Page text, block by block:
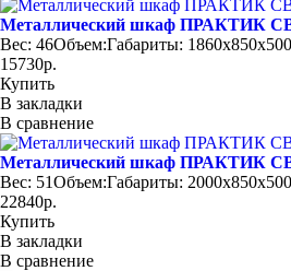
Металлический шкаф ПРАКТИК
Вес: 46Объем:Габариты:
15730р.
Купить
В закладки
В сравнение
Металлический шкаф ПРАКТИК
Вес: 51Объем:Габариты:
22840р.
Купить
В закладки
В сравнение